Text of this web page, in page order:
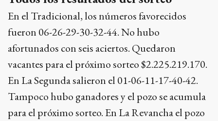
En el Tradicional, los números favorecidos
fueron 06-26-29-30-32-44. No hubo
afortunados con seis aciertos. Quedaron
vacantes para el próximo sorteo $2.225.219.170.
En La Segunda salieron el 01-06-11-17-40-42.
Tampoco hubo ganadores y el pozo se acumula
para el próximo sorteo. En La Revancha el pozo